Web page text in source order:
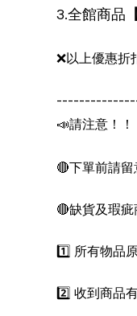
3.全館商品
❌以上優惠折
📣請注意！！
🔴下單前請留
🔴缺貨及瑕疵
1️⃣ 所有物品
2️⃣ 收到商品